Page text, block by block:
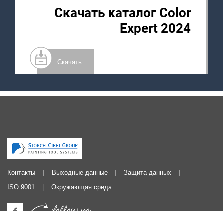
Скачать каталог Color
Expert 2024
Скачать
Контакты Выходные данные
Защита данных
ISO 9001
Окружающая среда